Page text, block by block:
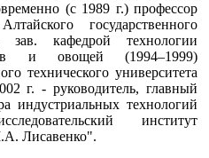
(с 1989 г.) профессор
государственного
зав. кафедрой технологии
и овощей (1994–1999)
технического университета
г. - руководитель, главный
индустриальных технологий
институт
Лисавенко".